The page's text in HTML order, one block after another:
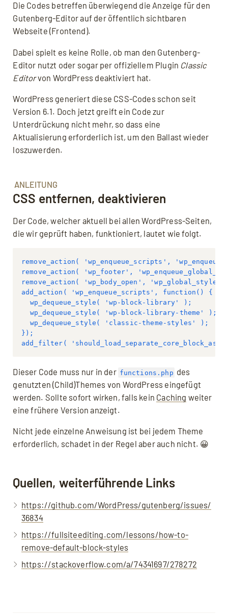
Die Codes betreffen überwiegend die Anzeige für den
Gutenberg-Editor auf der öffentlich sichtbaren
Webseite (Frontend).
Dabei spielt es keine Rolle, ob man den Gutenberg-
Editor nutzt oder sogar per offiziellem Plugin Classic
Editorvon WordPress deaktiviert hat.
WordPress generiert diese CSS-Codes schon seit
Version 6.1. Doch jetzt greift ein Code zur
Unterdrückung nicht mehr, so dass eine
Aktualisierung erforderlich ist, um den Ballast wieder
loszuwerden.
ANLEITUNG
CSS entfernen, deaktivieren
Der Code, welcher aktuell bei allen WordPress-Seiten,
die wir geprüft haben, funktioniert, lautet wie folgt.
remove_action( 'wp_enqueue_scripts',
remove_action( 'wp_footer',
remove_action( 'wp_body_open',
add_action( 'wp_enqueue_scripts', function() {
wp_dequeue_style( 'wp-block-library' );
wp_dequeue_style( 'wp-block-library-theme' );
wp_dequeue_style( 'classic-theme-styles' );
});
add_filter(
Dieser Code muss nur in der functions.php des
genutzten (Child)Themes von WordPress eingefügt
werden. Sollte sofort wirken, falls kein Caching weiter
eine frühere Version anzeigt.
Nicht jede einzelne Anweisung ist bei jedem Theme
erforderlich, schadet in der Regel aber auch nicht. 😀
Quellen, weiterführende Links
https://github.com/WordPress/gutenberg/issues/
36834
https://fullsiteediting.com/lessons/how-to-
remove-default-block-styles
https://stackoverflow.com/a/74341697/278272